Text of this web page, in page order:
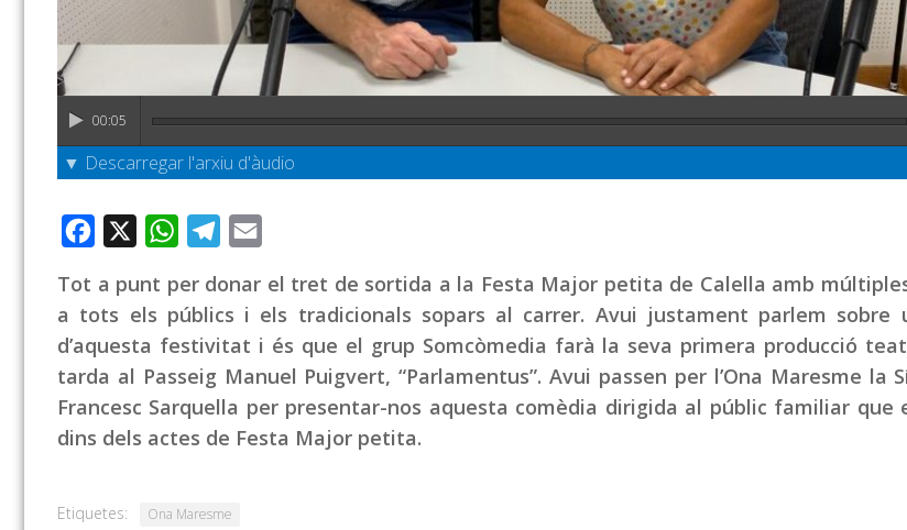
00:05
▼ Descarregar l'arxiu d'àudio
Facebook WhatsAppTelegram
Tot a punt per donar el tret de sortida a la Festa Major petita de Calella amb
a tots els públics i els tradicionals sopars al carrer. Avui justament parlem sobre
d’aquesta festivitat i és que el grup Somcòmedia farà la seva primera producció
tarda al Passeig Manuel Puigvert, “Parlamentus”. Avui passen per l’Ona Maresme la
Francesc Sarquella per presentar-nos aquesta comèdia dirigida al públic familiar que
dins dels actes de Festa Major petita.
Etiquetes: Ona Maresme